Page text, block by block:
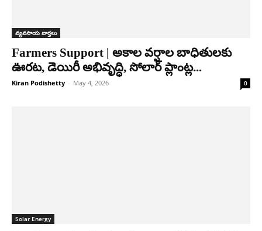
వ్యవసాయ వార్తలు
Farmers Support | అకాల వర్షాల బాధితులకు
ఊరట, డెయిరీ అభివృద్ధి, సోలార్ ప్లాంట్ల...
Kiran Podishetty - May 4, 2026 0
Solar Energy